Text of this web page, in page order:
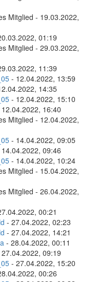
Mitglied - 19.03.2022,
01:19
Mitglied - 29.03.2022,
11:39
- 12.04.2022, 13:59
14:35
- 12.04.2022, 15:10
16:40
Mitglied - 12.04.2022,
- 14.04.2022, 09:05
09:46
- 14.04.2022, 10:24
Mitglied - 15.04.2022,
Mitglied - 26.04.2022,
00:21
- 27.04.2022, 02:23
- 27.04.2022, 14:21
- 28.04.2022, 00:11
09:19
- 27.04.2022, 15:20
00:26